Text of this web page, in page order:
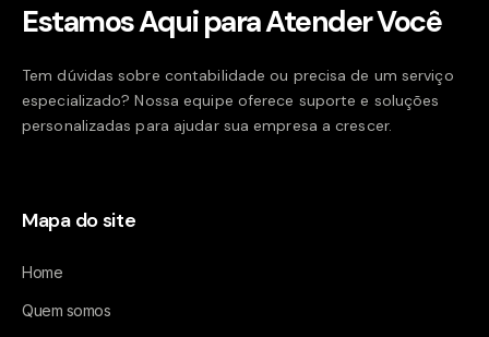
Estamos Aqui para Atender Você
Tem dúvidas sobre contabilidade ou precisa de um serviço
especializado? Nossa equipe oferece suporte e soluções
personalizadas para ajudar sua empresa a crescer.
Mapa do site
Home
Quem somos